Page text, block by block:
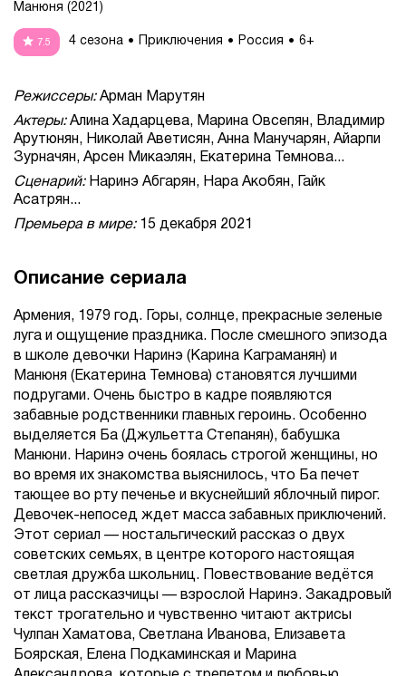
Манюня (2021)
7.5 4 сезона Приключения Россия 6+
Режиссеры:Арман Марутян
Актеры:Алина Хадарцева, Марина Овсепян, Владимир
Арутюнян, Николай Аветисян, Анна Манучарян, Айарпи
Зурначян, Арсен Микаэлян, Екатерина Темнова...
Сценарий:Наринэ Абгарян, Нара Акобян, Гайк
Асатрян...
Премьера в мире:15 декабря 2021
Описание сериала
Армения, 1979 год. Горы, солнце, прекрасные зеленые
луга и ощущение праздника. После смешного эпизода
в школе девочки Наринэ (Карина Каграманян) и
Манюня (Екатерина Темнова) становятся лучшими
подругами. Очень быстро в кадре появляются
забавные родственники главных героинь. Особенно
выделяется Ба (Джульетта Степанян), бабушка
Манюни. Наринэ очень боялась строгой женщины, но
во время их знакомства выяснилось, что Ба печет
тающее во рту печенье и вкуснейший яблочный пирог.
Девочек-непосед ждет масса забавных приключений.
Этот сериал — ностальгический рассказ о двух
советских семьях, в центре которого настоящая
светлая дружба школьниц. Повествование ведётся
от лица рассказчицы — взрослой Наринэ. Закадровый
текст трогательно и чувственно читают актрисы
Чулпан Хаматова, Светлана Иванова, Елизавета
Боярская, Елена Подкаминская и Марина